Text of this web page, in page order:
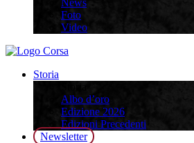
News
Foto
Video
Storia
Albo d’oro
Edizione 2026
Edizioni Precedenti
Newsletter